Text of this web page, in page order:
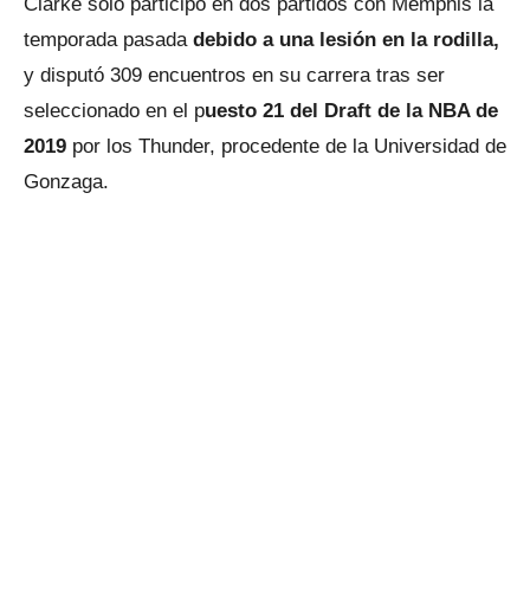
temporada pasada debido a una lesión en la rodilla,
y disputó 309 encuentros en su carrera tras ser
seleccionado en el puesto 21 del Draft de la NBA de
2019 por los Thunder, procedente de la Universidad de
Gonzaga.